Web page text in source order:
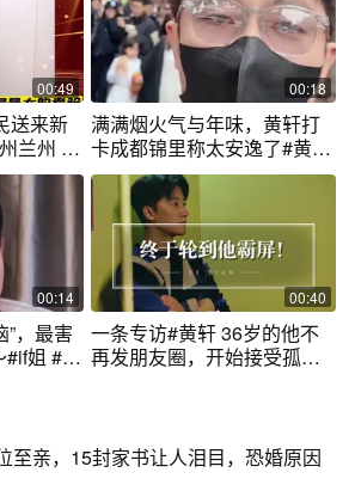
00:49
送来新
兰州 #
年祝福 #
00:18
满满烟火气与年味，黄轩打
卡成都锦里称太安逸了#黄轩
#成都
00:14
”，最害
#if姐 #明
00:40
一条专访#黄轩 36岁的他不
再发朋友圈，开始接受孤
至亲，15封家书让人泪目，恐婚原因